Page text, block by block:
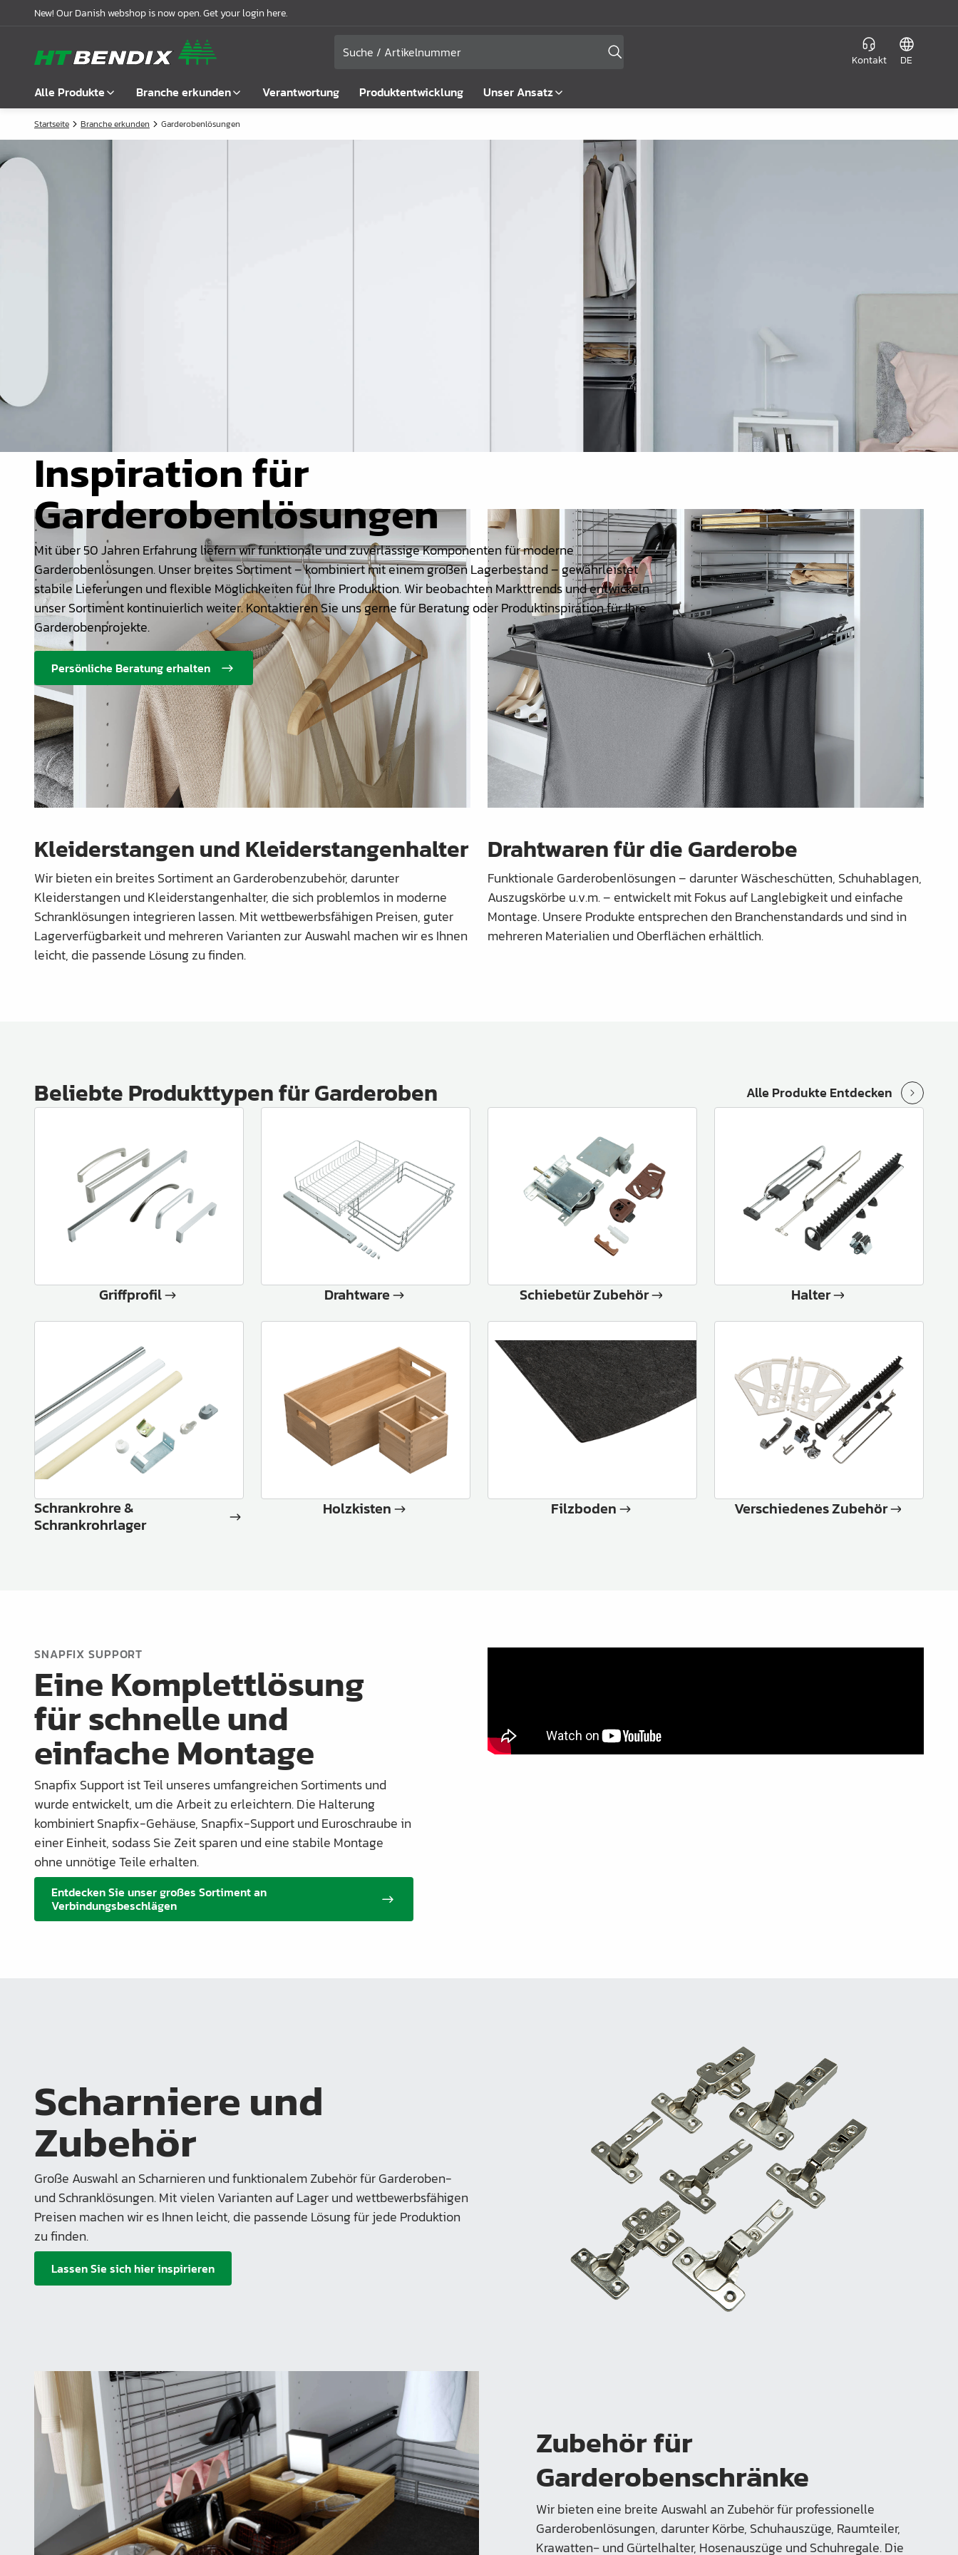
New! Our Danish webshop is now open. Get your login here.
Kontakt DE
Alle Produkte
Alle anzeigen
Befestigung
Griffe
Auszüge &
Schubkastenteile
Beine, Füsse &
Untergestelle
Rollen
Filz, Gleitnägel & Anschläge
Drahtware
Küchen- & Badeinrichtung
Garderobeinrichtung &
Zubehör
Schrankrohre &
Schrankrohrlager
Büroinrichtung
Leisten Profile
Elektro Artikel
Chemie & Reparatur
Werkzeug
Verpackung
Glas & Spiegel
Lamello Produkte
Branche erkunden
Möbelindustrie
Badindustrie
Küchenindustrie
Verantwortung Produktentwicklung Unser Ansatz
Über uns
Unsere Geschichte
Logistik
Startseite Branche erkunden Garderobenlösungen
Inspiration für
Garderobenlösungen
Mit über 50 Jahren Erfahrung liefern wir funktionale und zuverlässige Komponenten für moderne
Garderobenlösungen. Unser breites Sortiment – kombiniert mit einem großen Lagerbestand – gewährleistet
stabile Lieferungen und flexible Möglichkeiten für Ihre Produktion. Wir beobachten Markttrends und entwickeln
unser Sortiment kontinuierlich weiter. Kontaktieren Sie uns gerne für Beratung oder Produktinspiration für Ihre
Garderobenprojekte.
Persönliche Beratung erhalten
Kleiderstangen und Kleiderstangenhalter
Wir bieten ein breites Sortiment an Garderobenzubehör, darunter
Kleiderstangen und Kleiderstangenhalter, die sich problemlos in moderne
Schranklösungen integrieren lassen. Mit wettbewerbsfähigen Preisen, guter
Lagerverfügbarkeit und mehreren Varianten zur Auswahl machen wir es Ihnen
leicht, die passende Lösung zu finden.
Drahtwaren für die Garderobe
Funktionale Garderobenlösungen – darunter Wäscheschütten, Schuhablagen,
Auszugskörbe u.v.m. – entwickelt mit Fokus auf Langlebigkeit und einfache
Montage. Unsere Produkte entsprechen den Branchenstandards und sind in
mehreren Materialien und Oberflächen erhältlich.
Beliebte Produkttypen für Garderoben Alle Produkte Entdecken
Griffprofil Drahtware Schiebetür Zubehör Halter
Schrankrohre &
Schrankrohrlager
Holzkisten Filzboden Verschiedenes Zubehör
SNAPFIX SUPPORT
Eine Komplettlösung
für schnelle und
einfache Montage
Snapfix Support ist Teil unseres umfangreichen Sortiments und
wurde entwickelt, um die Arbeit zu erleichtern. Die Halterung
kombiniert Snapfix-Gehäuse, Snapfix-Support und Euroschraube in
einer Einheit, sodass Sie Zeit sparen und eine stabile Montage
ohne unnötige Teile erhalten.
Entdecken Sie unser großes Sortiment an
Verbindungsbeschlägen
Scharniere und
Zubehör
Große Auswahl an Scharnieren und funktionalem Zubehör für Garderoben-
und Schranklösungen. Mit vielen Varianten auf Lager und wettbewerbsfähigen
Preisen machen wir es Ihnen leicht, die passende Lösung für jede Produktion
zu finden.
Lassen Sie sich hier inspirieren
Zubehör für
Garderobenschränke
Wir bieten eine breite Auswahl an Zubehör für professionelle
Garderobenlösungen, darunter Körbe, Schuhauszüge, Raumteiler,
Krawatten‑ und Gürtelhalter, Hosenauszüge und Schuhregale. Die